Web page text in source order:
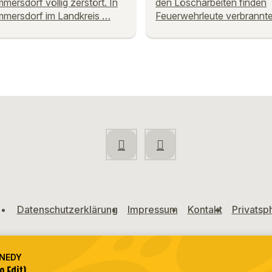
im Landkreis …
Feuerwehrleute
Datenschutzerklärung Impressum Kontakt